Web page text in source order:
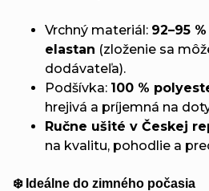
Vrchný materiál: 92–95
elastan (zloženie sa
dodávateľa).
Podšívka: 100 %
hrejivá a príjemná na
Ručne ušité v Českej
na kvalitu, pohodlie a
❄️ Ideálne do zimného počasia